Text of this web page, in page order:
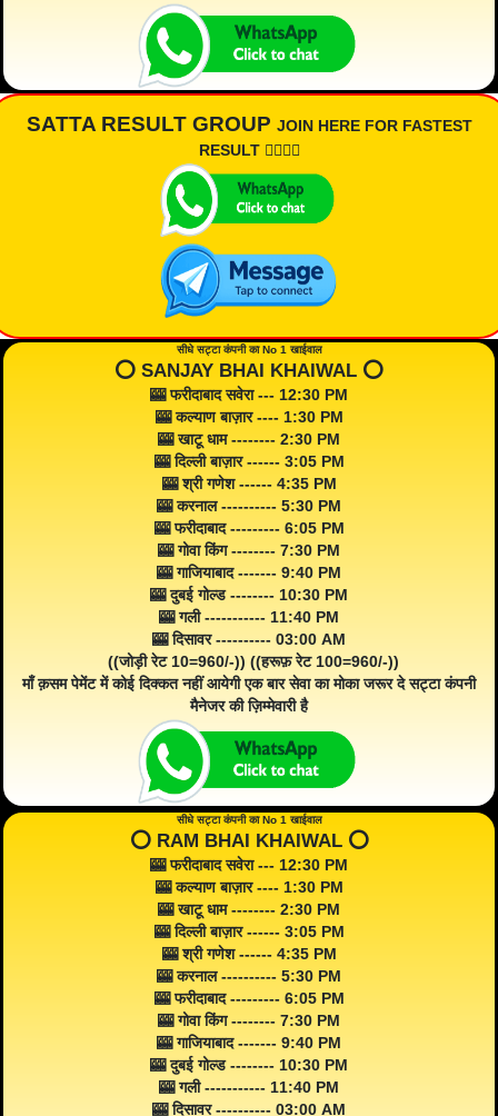
SATTA RESULT GROUP JOIN HERE FOR FASTEST
RESULT 👇🏾👇🏾
सीधे सट्टा कंपनी का No 1 खाईवाल
⭕️ SANJAY BHAI KHAIWAL ⭕️
🎰 फरीदाबाद सवेरा --- 12:30 PM
🎰 कल्याण बाज़ार ---- 1:30 PM
🎰 खाटू धाम -------- 2:30 PM
🎰 दिल्ली बाज़ार ------ 3:05 PM
🎰 श्री गणेश ------ 4:35 PM
🎰 करनाल ---------- 5:30 PM
🎰 फरीदाबाद --------- 6:05 PM
🎰 गोवा किंग -------- 7:30 PM
🎰 गाजियाबाद ------- 9:40 PM
🎰 दुबई गोल्ड -------- 10:30 PM
🎰 गली ----------- 11:40 PM
🎰 दिसावर ---------- 03:00 AM
((जोड़ी रेट 10=960/-)) ((हरूफ़ रेट 100=960/-))
माँ क़सम पेमेंट में कोई दिक्कत नहीं आयेगी एक बार सेवा का मोका जरूर दे सट्टा कंपनी
मैनेजर की ज़िम्मेवारी है
सीधे सट्टा कंपनी का No 1 खाईवाल
⭕️ RAM BHAI KHAIWAL ⭕️
🎰 फरीदाबाद सवेरा --- 12:30 PM
🎰 कल्याण बाज़ार ---- 1:30 PM
🎰 खाटू धाम -------- 2:30 PM
🎰 दिल्ली बाज़ार ------ 3:05 PM
🎰 श्री गणेश ------ 4:35 PM
🎰 करनाल ---------- 5:30 PM
🎰 फरीदाबाद --------- 6:05 PM
🎰 गोवा किंग -------- 7:30 PM
🎰 गाजियाबाद ------- 9:40 PM
🎰 दुबई गोल्ड -------- 10:30 PM
🎰 गली ----------- 11:40 PM
🎰 दिसावर ---------- 03:00 AM